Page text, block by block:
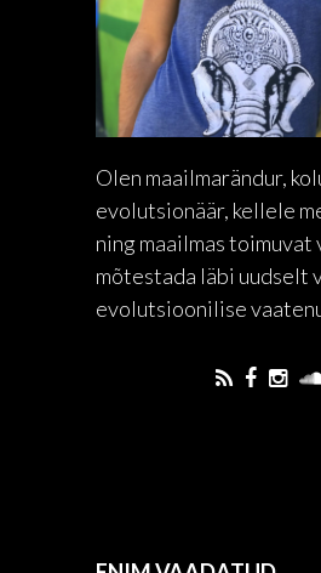
Olen maailmarändur,
evolutsionäär, kellele
ning maailmas toimuvat
mõtestada läbi uudselt
evolutsioonilise